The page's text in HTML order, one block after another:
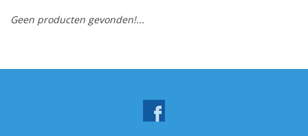
Trainingen
Geen producten gevonden!...